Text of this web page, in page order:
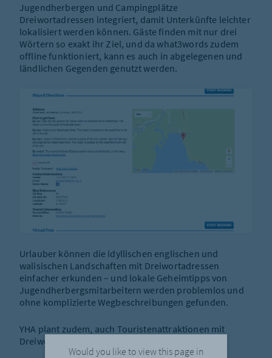
Jugendherbergen und Campingplätze
Dreiwortadressen integriert, damit Unterkünfte leichter
lokalisiert werden können. Gäste finden mit nur drei
Wörtern so exakt ihr Ziel, und da what3words zudem
offline funktioniert, kann es auch in abgelegenen und
ländlichen Gegenden genutzt werden.
Urlauber können die idyllischen englischen und
walisischen Landschaften mit Dreiwortadressen
einfacher erkunden – und lokale Geheimtipps von
Jugendherbergsmitarbeitern werden problemlos und
ohne komplizierte Wegbeschreibungen gefunden.
YHA plant zudem, auch Touristenattraktionen mit
Dreiwortadressen auf seiner Website zu listen.
Would you like to view this page in